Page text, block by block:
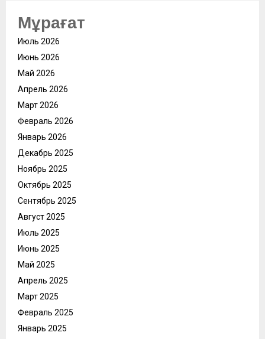
Мұрағат
Июль 2026
Июнь 2026
Май 2026
Апрель 2026
Март 2026
Февраль 2026
Январь 2026
Декабрь 2025
Ноябрь 2025
Октябрь 2025
Сентябрь 2025
Август 2025
Июль 2025
Июнь 2025
Май 2025
Апрель 2025
Март 2025
Февраль 2025
Январь 2025